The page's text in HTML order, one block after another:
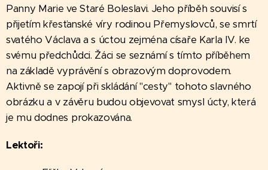
Panny Marie ve Staré Boleslavi. Jeho příběh souvisí s
přijetím křesťanské víry rodinou Přemyslovců, se smrtí
svatého Václava a s úctou zejména císaře Karla IV. ke
svému předchůdci. Žáci se seznámí s tímto příběhem
na základě vyprávění s obrazovým doprovodem.
Aktivně se zapojí při skládání "cesty" tohoto slavného
obrázku a v závěru budou objevovat smysl úcty, která
je mu dodnes prokazována.
Lektoři: